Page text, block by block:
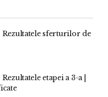
Rezultatele sferturilor de
etapei a 3-a |